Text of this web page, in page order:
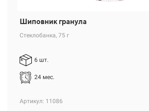
Шиповник гранула
Стеклобанка, 75 г
6 шт.
24 мес.
Артикул: 11086